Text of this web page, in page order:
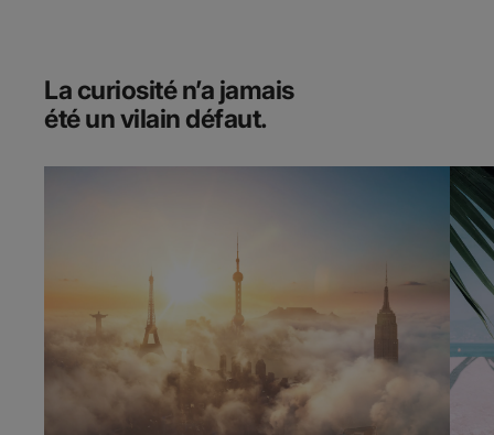
La curiosité n’a jamais
été un vilain défaut.